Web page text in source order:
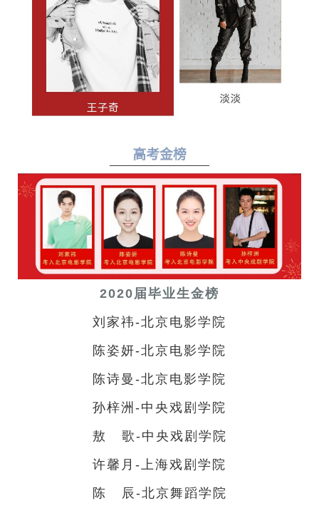
2020届毕业生金榜
刘家祎-北京电影学院
陈姿妍-北京电影学院
陈诗曼-北京电影学院
孙梓洲-中央戏剧学院
敖 歌-中央戏剧学院
许馨月-上海戏剧学院
陈 辰-北京舞蹈学院